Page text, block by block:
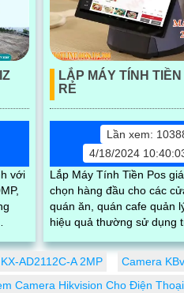
với
LẮP MÁY TÍNH TIỀN
RẺ
Lần xem:
4/18/2024
Lắp Máy Tính Tiền Pos
chọn hàng đầu cho các
quán ăn, quán cafe quản
hiệu quả thường sử dụng
ưu hóa...
AD2112C-A 2MP Camera
Camera Hikvision Cho Điện Thoại